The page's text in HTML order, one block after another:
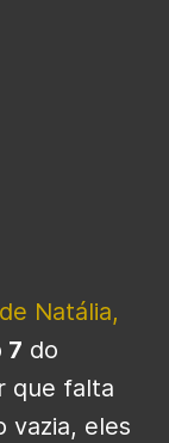
Natália,
7 do
que falta
vazia, eles